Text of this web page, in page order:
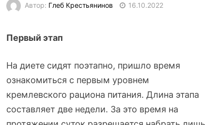
Автор: Глеб Крестьянинов 16.10.2022
Первый этап
На диете сидят поэтапно, пришло время
ознакомиться с первым уровнем
кремлевского рациона питания. Длина этапа
составляет две недели. За это время на